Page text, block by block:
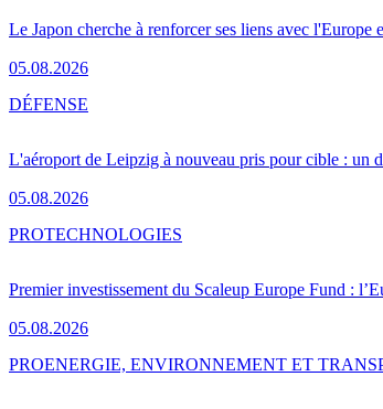
Le Japon cherche à renforcer ses liens avec l'Europe
05.08.2026
L'aéroport de Leipzig à nouveau pris pour cible : un
05.08.2026
DÉFENSE
Premier investissement du Scaleup Europe Fund :
05.08.2026
PROTECHNOLOGIES
PROENERGIE, ENVIRONNEMENT ET